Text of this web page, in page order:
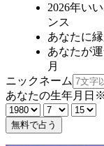
2026年い
ンス
あなたに
あなたが
月
ニックネーム
あなたの生年月日
無料で占う